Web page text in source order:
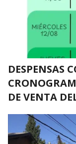
DESPENSAS
DE VENTA